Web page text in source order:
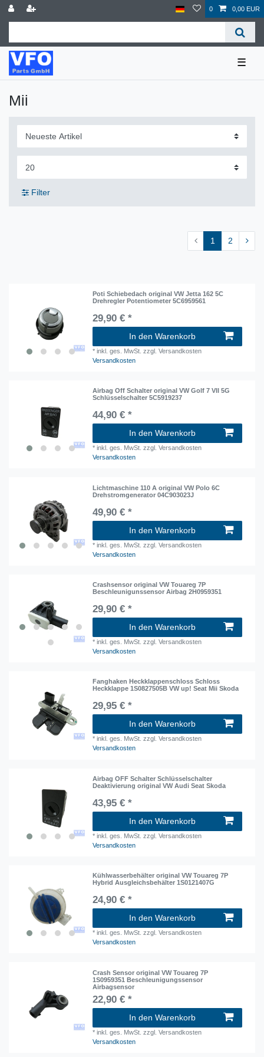
0 0,00 EUR
☰
Mii
Filter
1 2
Poti Schiebedach original VW Jetta 162 5C
Drehregler Potentiometer 5C6959561
29,90 € *
In den Warenkorb
*inkl. ges. MwSt. zzgl. Versandkosten
Versandkosten
Airbag Off Schalter original VW Golf 7 VII 5G
Schlüsselschalter 5C5919237
44,90 € *
In den Warenkorb
*inkl. ges. MwSt. zzgl. Versandkosten
Versandkosten
Lichtmaschine 110 A original VW Polo 6C
Drehstromgenerator 04C903023J
49,90 € *
In den Warenkorb
*inkl. ges. MwSt. zzgl. Versandkosten
Versandkosten
Crashsensor original VW Touareg 7P
Beschleunigunssensor Airbag 2H0959351
29,90 € *
In den Warenkorb
*inkl. ges. MwSt. zzgl. Versandkosten
Versandkosten
Fanghaken Heckklappenschloss Schloss
Heckklappe 1S0827505B VW up! Seat Mii Skoda
29,95 € *
In den Warenkorb
*inkl. ges. MwSt. zzgl. Versandkosten
Versandkosten
Airbag OFF Schalter Schlüsselschalter
Deaktivierung original VW Audi Seat Skoda
43,95 € *
In den Warenkorb
*inkl. ges. MwSt. zzgl. Versandkosten
Versandkosten
Kühlwasserbehälter original VW Touareg 7P
Hybrid Ausgleichsbehälter 1S0121407G
24,90 € *
In den Warenkorb
*inkl. ges. MwSt. zzgl. Versandkosten
Versandkosten
Crash Sensor original VW Touareg 7P
1S0959351 Beschleunigungssensor
Airbagsensor
22,90 € *
In den Warenkorb
*inkl. ges. MwSt. zzgl. Versandkosten
Versandkosten